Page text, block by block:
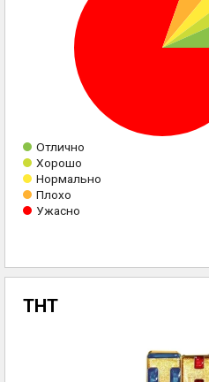
Отлично
Хорошо
Нормально
Плохо
Ужасно
ТНТ